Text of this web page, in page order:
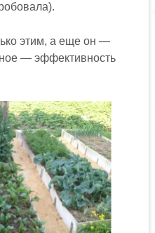
этим, а еще он —
— эффективность